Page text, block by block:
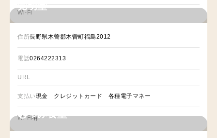
Wi-Fi
覚明堂
住所長野県木曽郡木曽町福島2012
電話0264222313
URL
支払い現金 クレジットカード 各種電子マネー
Wi-Fi有
むつみ食堂